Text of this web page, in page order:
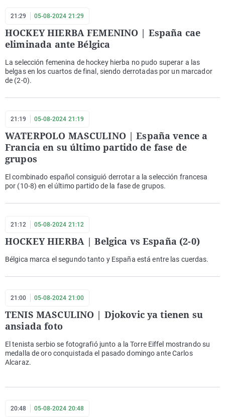
21:29 05-08-2024 21:29
HOCKEY HIERBA FEMENINO | España cae
eliminada ante Bélgica
La selección femenina de hockey hierba no pudo superar a las
belgas en los cuartos de final, siendo derrotadas por un marcador
de (2-0).
21:19 05-08-2024 21:19
WATERPOLO MASCULINO | España vence a
Francia en su último partido de fase de
grupos
El combinado español consiguió derrotar a la selección francesa
por (10-8) en el último partido de la fase de grupos.
21:12 05-08-2024 21:12
HOCKEY HIERBA | Belgica vs España (2-0)
Bélgica marca el segundo tanto y España está entre las cuerdas.
21:00 05-08-2024 21:00
TENIS MASCULINO | Djokovic ya tienen su
ansiada foto
El tenista serbio se fotografió junto a la Torre Eiffel mostrando su
medalla de oro conquistada el pasado domingo ante Carlos
Alcaraz.
20:48 05-08-2024 20:48